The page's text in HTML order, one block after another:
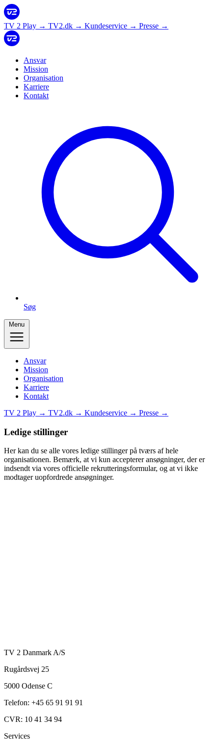
TV 2 Play → TV2.dk → Kundeservice → Presse →
Ansvar
Mission
Organisation
Karriere
Kontakt
Søg
Menu
Ansvar
Mission
Organisation
Karriere
Kontakt
TV 2 Play → TV2.dk → Kundeservice → Presse →
Ledige stillinger
Her kan du se alle vores ledige stillinger på tværs af hele
organisationen. Bemærk, at vi kun accepterer ansøgninger, der er
indsendt via vores officielle rekrutteringsformular, og at vi ikke
modtager uopfordrede ansøgninger.
TV 2 Danmark A/S
Rugårdsvej 25
5000 Odense C
Telefon: +45 65 91 91 91
CVR: 10 41 34 94
Services